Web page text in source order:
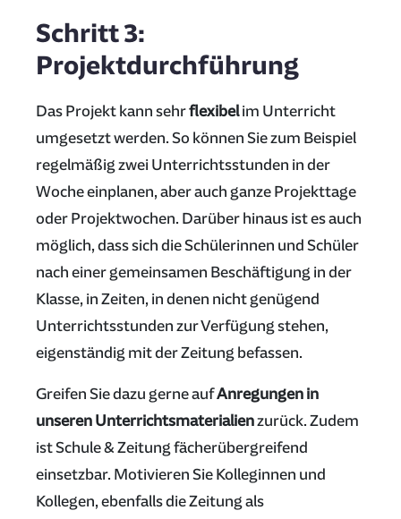
Schritt 3:
Projektdurchführung
Das Projekt kann sehrflexibelim Unterricht
umgesetzt werden. So können Sie zum Beispiel
regelmäßig zwei Unterrichtsstunden in der
Woche einplanen, aber auch ganze Projekttage
oder Projektwochen. Darüber hinaus ist es auch
möglich, dass sich die Schülerinnen und Schüler
nach einer gemeinsamen Beschäftigung in der
Klasse, in Zeiten, in denen nicht genügend
Unterrichtsstunden zur Verfügung stehen,
eigenständig mit der Zeitung befassen.
Greifen Sie dazu gerne aufAnregungen in
unseren Unterrichtsmaterialienzurück. Zudem
ist Schule & Zeitung fächerübergreifend
einsetzbar. Motivieren Sie Kolleginnen und
Kollegen, ebenfalls die Zeitung als